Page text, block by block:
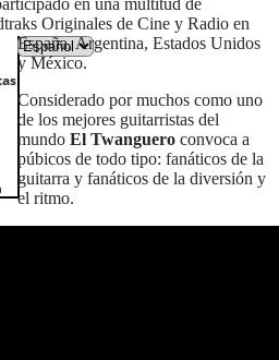
Originales de Cine y Radio en
España, Argentina, Estados Unidos
y México.
Considerado por muchos como uno
de los mejores guitarristas del
mundo El Twanguero convoca a
púbicos de todo tipo: fanáticos de la
guitarra y fanáticos de la diversión y
el ritmo.